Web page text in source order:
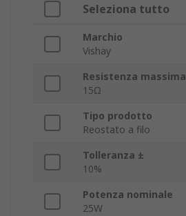
Seleziona tutto
Marchio
Vishay
Resistenza massima
15Ω
Tipo prodotto
Reostato a filo
Tolleranza ±
10%
Potenza nominale
25W